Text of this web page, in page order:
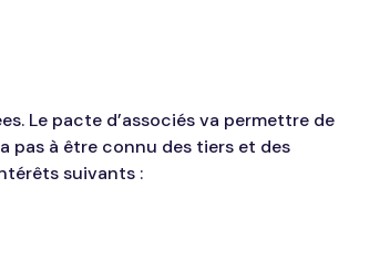
Le pacte d’associés va permettre de
pas à être connu des tiers et des
suivants :